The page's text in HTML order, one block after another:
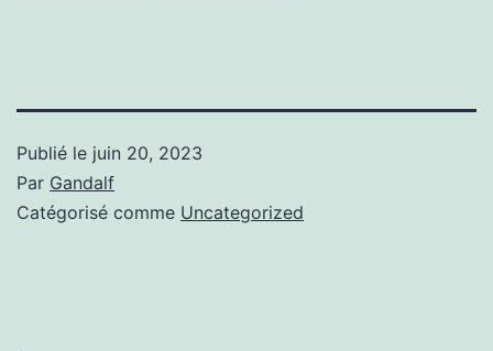
Publié le juin 20, 2023
Par Gandalf
Catégorisé comme Uncategorized